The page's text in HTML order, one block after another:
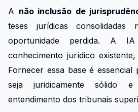
A não inclusão de
teses jurídicas
oportunidade perdida. A
conhecimento jurídico
Fornecer essa base é
seja juridicamente sólido
entendimento dos tribunais